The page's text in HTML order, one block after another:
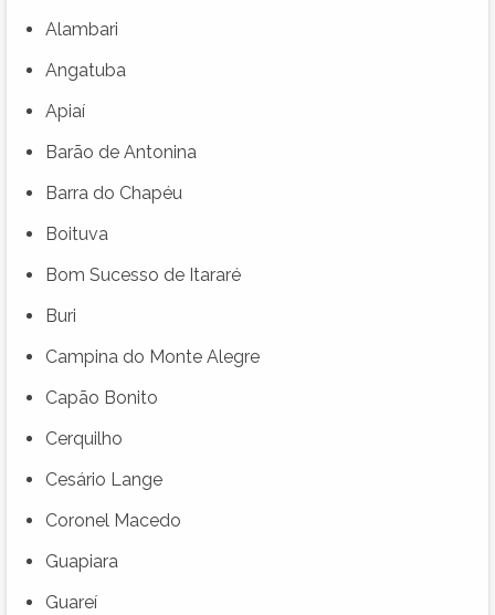
Alambari
Angatuba
Apiaí
Barão de Antonina
Barra do Chapéu
Boituva
Bom Sucesso de Itararé
Buri
Campina do Monte Alegre
Capão Bonito
Cerquilho
Cesário Lange
Coronel Macedo
Guapiara
Guareí